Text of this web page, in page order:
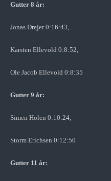
Gutter 8 år:
Jonas Drejer 0:16:43,
Karsten Ellevold 0:8:52,
Ole Jacob Ellevold 0:8:35
Gutter 9 år:
Simen Holen 0:10:24,
Storm Erichsen 0:12:50
Gutter 11 år: